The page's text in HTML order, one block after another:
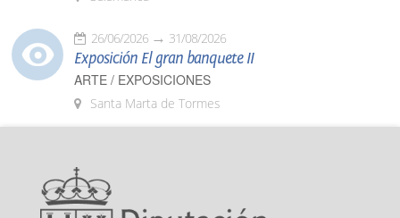
26/06/2026 31/08/2026
Exposición El gran banquete II
ARTE / EXPOSICIONES
Santa Marta de Tormes